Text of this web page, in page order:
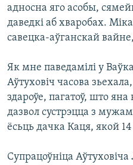
адносна яго асобы,
даведкі аб хваробах.
савецка-аўганскай
Як мне паведамілі у
Аўтуховіч часова
здароўе, пагатоў, што
дазвол сустрэцца з
ёсьць дачка Каця, якой 14
Супрацоўніца